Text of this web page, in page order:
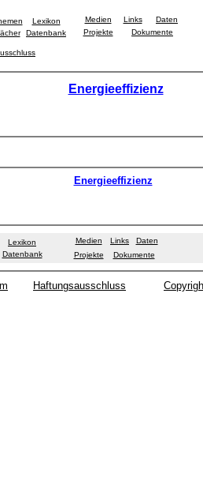
Lexikon
Datenbank
Medien Links
Daten
Projekte
Dokumente
Energieeffizienz
Energieeffizienz
Lexikon
Datenbank
Medien Links
Daten
Projekte
Dokumente
Haftungsausschluss